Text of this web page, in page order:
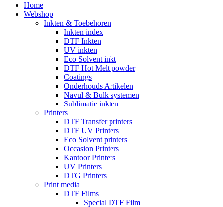
Home
Webshop
Inkten & Toebehoren
Inkten index
DTF Inkten
UV inkten
Eco Solvent inkt
DTF Hot Melt powder
Coatings
Onderhouds Artikelen
Navul & Bulk systemen
Sublimatie inkten
Printers
DTF Transfer printers
DTF UV Printers
Eco Solvent printers
Occasion Printers
Kantoor Printers
UV Printers
DTG Printers
Print media
DTF Films
Special DTF Film